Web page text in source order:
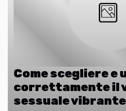
Come scegliere e
correttamente il
sessuale vibrante